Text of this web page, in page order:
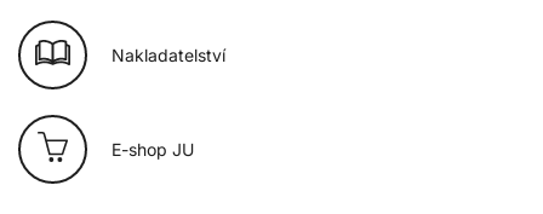
Nakladatelství
E-shop JU